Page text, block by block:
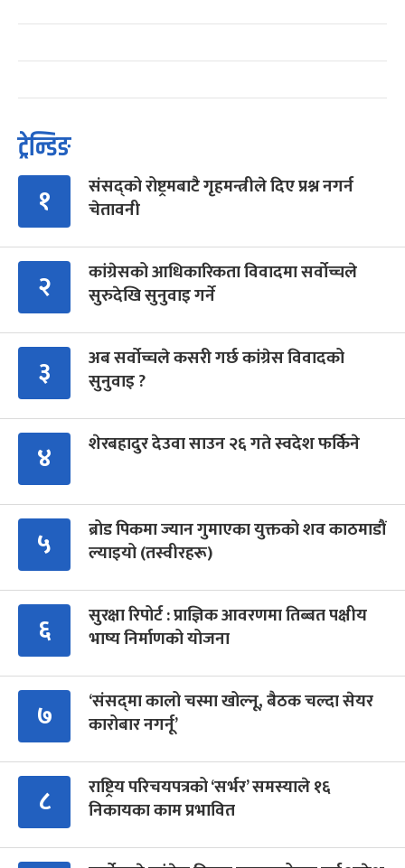
ट्रेन्डिङ
१
संसद्को रोष्ट्रमबाटै गृहमन्त्रीले दिए प्रश्न नगर्न
चेतावनी
२
कांग्रेसको आधिकारिकता विवादमा सर्वोच्चले
सुरुदेखि सुनुवाइ गर्ने
३
अब सर्वोच्चले कसरी गर्छ कांग्रेस विवादको
सुनुवाइ ?
४ शेरबहादुर देउवा साउन २६ गते स्वदेश फर्किने
५
ब्रोड पिकमा ज्यान गुमाएका युक्तको शव काठमाडौं
ल्याइयो (तस्वीरहरू)
६
सुरक्षा रिपोर्ट : प्राज्ञिक आवरणमा तिब्बत पक्षीय
भाष्य निर्माणको योजना
७
‘संसद्‍मा कालो चस्मा खोल्नू, बैठक चल्दा सेयर
कारोबार नगर्नू’
८
राष्ट्रिय परिचयपत्रको ‘सर्भर’ समस्याले १६
निकायका काम प्रभावित